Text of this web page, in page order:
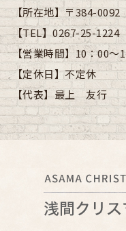
【所在地】 〒384-
【TEL】0267-25-1224
【営業時間】10：00～
【定休日】不定休
【代表】 最上 友行